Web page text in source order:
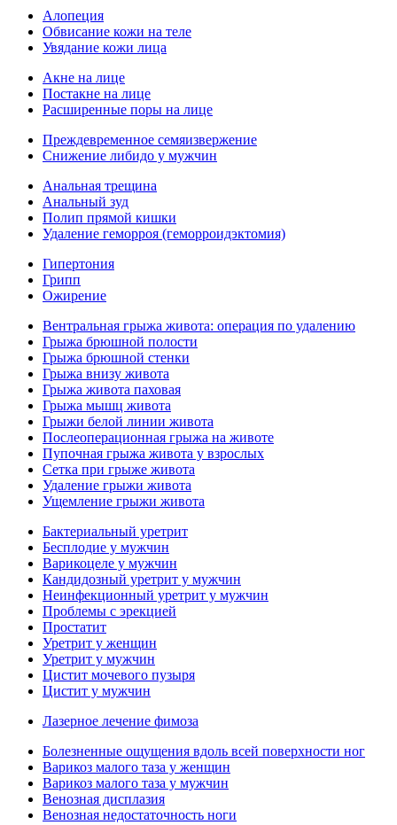
Алопеция
Обвисание кожи на теле
Увядание кожи лица
Акне на лице
Постакне на лице
Расширенные поры на лице
Преждевременное семяизвержение
Снижение либидо у мужчин
Анальная трещина
Анальный зуд
Полип прямой кишки
Удаление геморроя (геморроидэктомия)
Гипертония
Грипп
Ожирение
Вентральная грыжа живота: операция по удалению
Грыжа брюшной полости
Грыжа брюшной стенки
Грыжа внизу живота
Грыжа живота паховая
Грыжа мышц живота
Грыжи белой линии живота
Послеоперационная грыжа на животе
Пупочная грыжа живота у взрослых
Сетка при грыже живота
Удаление грыжи живота
Ущемление грыжи живота
Бактериальный уретрит
Бесплодие у мужчин
Варикоцеле у мужчин
Кандидозный уретрит у мужчин
Неинфекционный уретрит у мужчин
Проблемы с эрекцией
Простатит
Уретрит у женщин
Уретрит у мужчин
Цистит мочевого пузыря
Цистит у мужчин
Лазерное лечение фимоза
Болезненные ощущения вдоль всей поверхности ног
Варикоз малого таза у женщин
Варикоз малого таза у мужчин
Венозная дисплазия
Венозная недостаточность ноги